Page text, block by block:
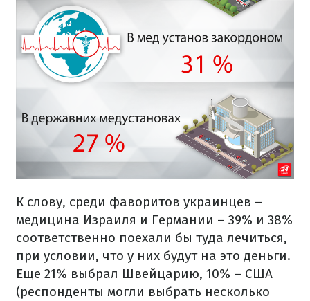
К слову, среди фаворитов украинцев –
медицина Израиля и Германии – 39% и 38%
соответственно поехали бы туда лечиться,
при условии, что у них будут на это деньги.
Еще 21% выбрал Швейцарию, 10% – США
(респонденты могли выбрать несколько